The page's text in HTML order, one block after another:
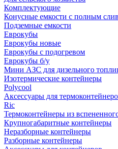
Комплектующие
Конусные емкости с полным
Подземные емкости
Еврокубы
Еврокубы новые
Еврокубы с подогревом
Еврокубы б/у
Мини АЗС для дизельного
Изотермические контейнеры
Polycool
Аксессуары для
Ric
Термоконтейнеры из
Крупногабаритные контейнеры
Неразборные контейнеры
Разборные контейнеры